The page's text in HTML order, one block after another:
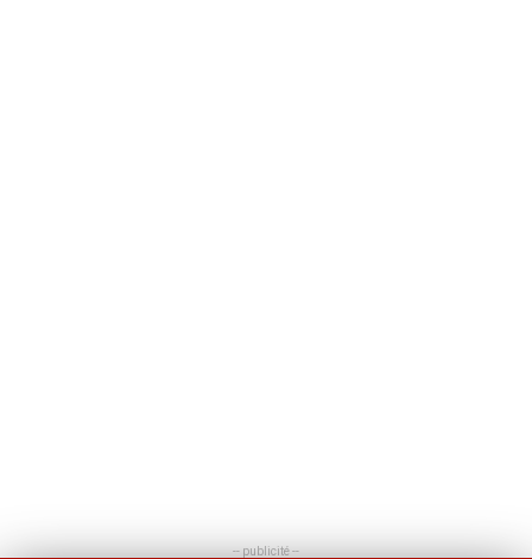
-- publicité --